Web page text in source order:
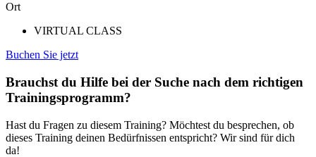
Ort
VIRTUAL CLASS
Buchen Sie jetzt
Brauchst du Hilfe bei der Suche nach dem richtigen
Trainingsprogramm?
Hast du Fragen zu diesem Training? Möchtest du besprechen, ob
dieses Training deinen Bedürfnissen entspricht? Wir sind für dich
da!